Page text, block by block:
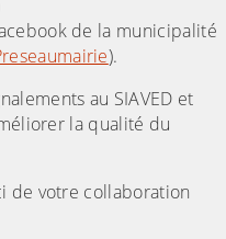
de la municipalité
).
au SIAVED et
la qualité du
de votre collaboration